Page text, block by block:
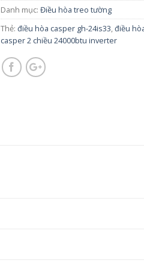
Danh mục: Điều hòa treo tường
Thẻ: điều hòa casper gh-24is33,điều
casper 2 chiều 24000btu inverter